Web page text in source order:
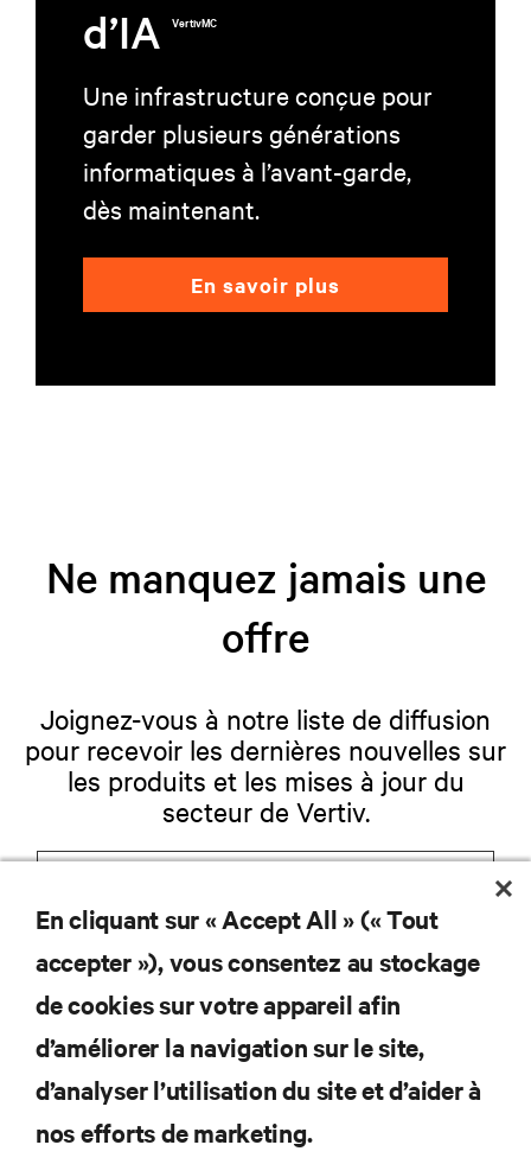
d’IA
VertivMC
Une infrastructure conçue pour
garder plusieurs générations
informatiques à l’avant-garde,
dès maintenant.
En savoir plus
Ne manquez jamais une
offre
Joignez-vous à notre liste de diffusion
pour recevoir les dernières nouvelles sur
les produits et les mises à jour du
secteur de Vertiv.
S'INSCRIRE
RESSOURCES
SOUTIEN
En cliquant sur « Accept All » (« Tout
accepter »), vous consentez au stockage
de cookies sur votre appareil afin
d’améliorer la navigation sur le site,
d’analyser l’utilisation du site et d’aider à
nos efforts de marketing.